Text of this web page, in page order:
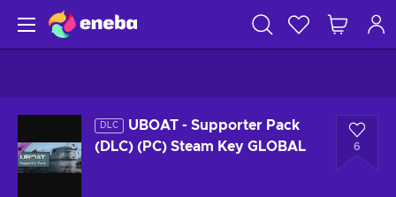
DLC
UBOAT - Supporter Pack
(DLC) (PC) Steam Key GLOBAL
6